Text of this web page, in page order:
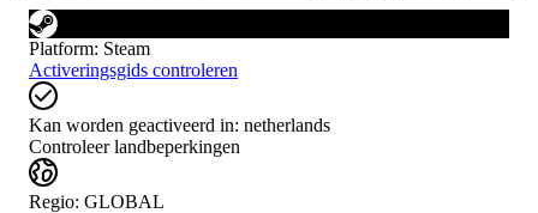
Platform: Steam
Activeringsgids controleren
Kan worden geactiveerd in: netherlands
Controleer landbeperkingen
Regio: GLOBAL